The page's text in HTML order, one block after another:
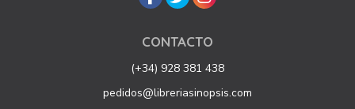
CONTACTO
(+34) 928 381 438
pedidos@libreriasinopsis.com